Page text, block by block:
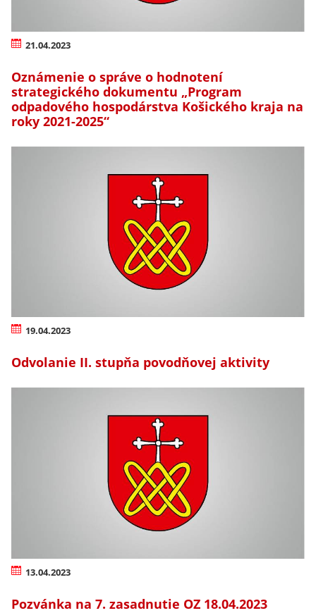
21.04.2023
Oznámenie o správe o hodnotení
strategického dokumentu „Program
odpadového hospodárstva Košického kraja na
roky 2021-2025“
19.04.2023
Odvolanie II. stupňa povodňovej aktivity
13.04.2023
Pozvánka na 7. zasadnutie OZ 18.04.2023